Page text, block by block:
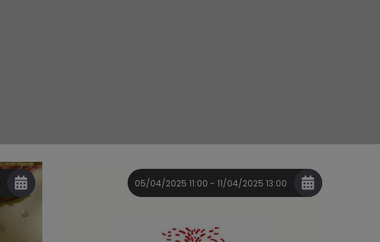
05/04/2025 11:00 - 11/04/2025 13:00